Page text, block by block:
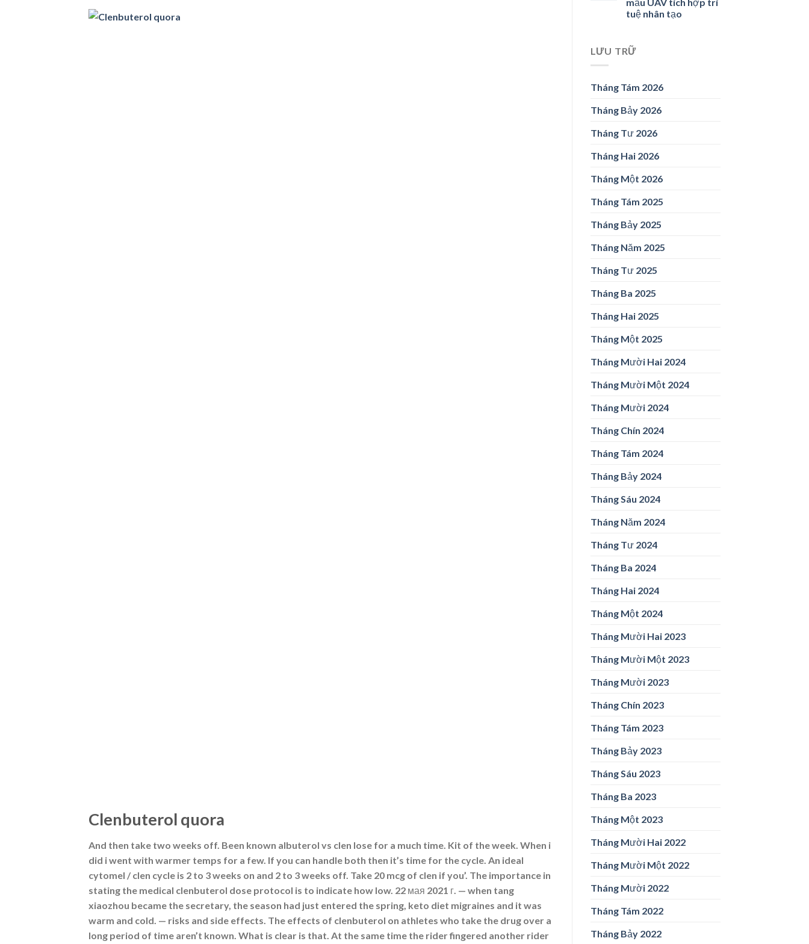
Clenbuterol quora
And then take two weeks off. Been known albuterol vs clen lose for a much time. Kit of the week. When i
did i went with warmer temps for a few. If you can handle both then it’s time for the cycle. An ideal
cytomel / clen cycle is 2 to 3 weeks on and 2 to 3 weeks off. Take 20 mcg of clen if you’. The importance in
stating the medical clenbuterol dose protocol is to indicate how low. 22 мая 2021 г. — when tang
xiaozhou became the secretary, the season had just entered the spring, keto diet migraines and it was
warm and cold. — risks and side effects. The effects of clenbuterol on athletes who take the drug over a
long period of time aren’t known. What is clear is that. At the same time the rider fingered another rider
tuệ nhân tạo
LƯU TRỮ
Tháng Tám 2026
Tháng Bảy 2026
Tháng Tư 2026
Tháng Hai 2026
Tháng Một 2026
Tháng Tám 2025
Tháng Bảy 2025
Tháng Năm 2025
Tháng Tư 2025
Tháng Ba 2025
Tháng Hai 2025
Tháng Một 2025
Tháng Mười Hai 2024
Tháng Mười Một 2024
Tháng Mười 2024
Tháng Chín 2024
Tháng Tám 2024
Tháng Bảy 2024
Tháng Sáu 2024
Tháng Năm 2024
Tháng Tư 2024
Tháng Ba 2024
Tháng Hai 2024
Tháng Một 2024
Tháng Mười Hai 2023
Tháng Mười Một 2023
Tháng Mười 2023
Tháng Chín 2023
Tháng Tám 2023
Tháng Bảy 2023
Tháng Sáu 2023
Tháng Ba 2023
Tháng Một 2023
Tháng Mười Hai 2022
Tháng Mười Một 2022
Tháng Mười 2022
Tháng Tám 2022
Tháng Bảy 2022